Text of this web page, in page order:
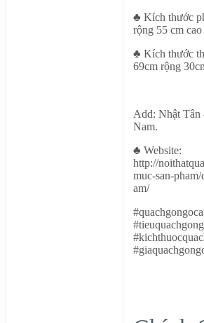
♣ Kích thước
rộng 55 cm
♣ Kích thước
69cm rộng
Add: Nhật
Nam.
♣ Website:
http://
muc-san-
am/